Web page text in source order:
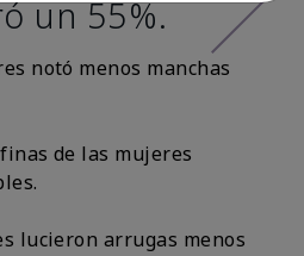
un 55%.
notó menos manchas
de las mujeres
lucieron arrugas menos